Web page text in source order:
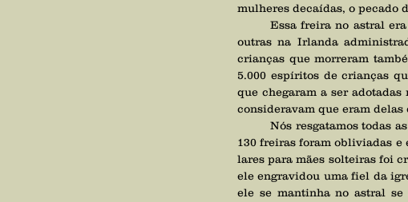
mulheres decaídas, o pecado
	Essa freira no astral era auxiliada por outras 129 freiras e além dessa maternidade/lar havia várias
outras na Irlanda
crianças que morreram
5.000 espíritos de crianças
que chegaram a ser
consideravam que eram
130 freiras foram obliviadas e
lares para mães solteiras foi
ele engravidou uma fiel da
ele se mantinha no astral